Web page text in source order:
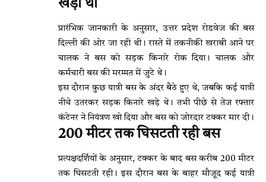
खड़ी थी
प्रारंभिक जानकारी के अनुसार, उत्तर प्रदेश रोडवेज की बस
दिल्ली की ओर जा रही थी। रास्ते में तकनीकी खराबी आने पर
चालक ने बस को सड़क किनारे रोक दिया। चालक और
कर्मचारी बस की मरम्मत में जुटे थे।
इस दौरान कुछ यात्री बस के अंदर बैठे हुए थे, जबकि कई यात्री
नीचे उतरकर सड़क किनारे खड़े थे। तभी पीछे से तेज रफ्तार
कंटेनर ने नियंत्रण खो दिया और बस को जोरदार टक्कर मार दी।
200 मीटर तक घिसटती रही बस
प्रत्यक्षदर्शियों के अनुसार, टक्कर के बाद बस करीब 200 मीटर
तक घिसटती रही। इस दौरान बस के बाहर मौजूद कई यात्री